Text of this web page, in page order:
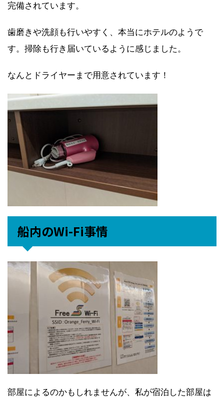
完備されています。
歯磨きや洗顔も行いやすく、本当にホテルのようで
す。掃除も行き届いているように感じました。
なんとドライヤーまで用意されています！
船内のWi-Fi事情
部屋によるのかもしれませんが、私が宿泊した部屋は